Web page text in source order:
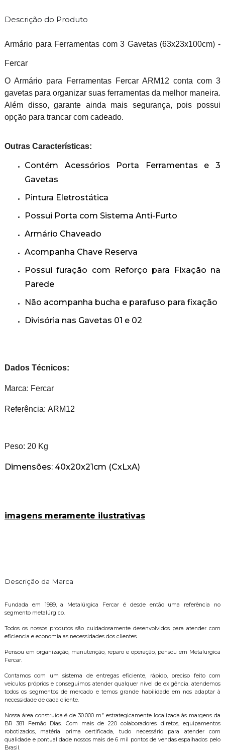
Descrição do Produto
Armário para Ferramentas com 3 Gavetas (63x23x100cm) -
Fercar
O Armário para Ferramentas Fercar ARM12 conta com 3
gavetas para organizar suas ferramentas da melhor maneira.
Além disso, garante ainda mais segurança, pois possui
opção para trancar com cadeado.
Outras Características:
Contém Acessórios Porta Ferramentas e 3
Gavetas
Pintura Eletrostática
Possui Porta com Sistema Anti-Furto
Armário Chaveado
Acompanha Chave Reserva
Possui furação com Reforço para Fixação na
Parede
Não acompanha bucha e parafuso para fixação
Divisória nas Gavetas 01 e 02
Dados Técnicos:
Marca: Fercar
Referência: ARM12
Peso: 20 Kg
Dimensões: 40x20x21cm (CxLxA)
imagens meramente ilustrativas
Descrição da Marca
Fundada em 1989, a Metalúrgica Fercar é desde então uma referência no
segmento metalúrgico.
Todos os nossos produtos são cuidadosamente desenvolvidos para atender com
eficiencia e economia as necessidades dos clientes.
Pensou em organização, manutenção, reparo e operação, pensou em Metalurgica
Fercar.
Contamos com um sistema de entregas eficiente, rápido, preciso feito com
veículos próprios e conseguimos atender qualquer nível de exigência. atendemos
todos os segmentos de mercado e temos grande habilidade em nos adaptar à
necessidade de cada cliente.
Nossa área construída é de 30.000 m² estrategicamente localizada às margens da
BR 381 Fernão Dias. Com mais de 220 colaboradores diretos, equipamentos
robotizados, matéria prima certificada, tudo necessário para atender com
qualidade e pontualidade nossos mais de 6 mil pontos de vendas espalhados pelo
Brasil.